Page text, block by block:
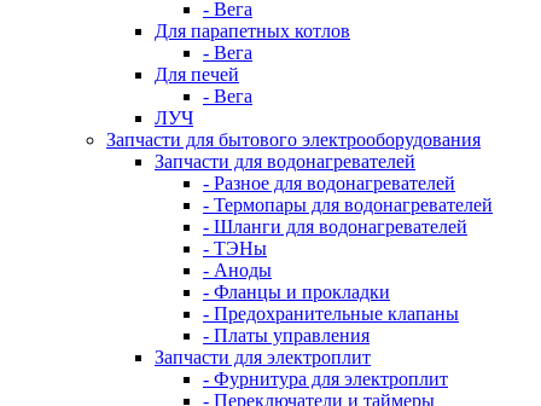
- Вега
Для парапетных котлов
- Вега
Для печей
- Вега
ЛУЧ
Запчасти для бытового электрооборудования
Запчасти для водонагревателей
- Разное для водонагревателей
- Термопары для водонагревателей
- Шланги для водонагревателей
- ТЭНы
- Аноды
- Фланцы и прокладки
- Предохранительные клапаны
- Платы управления
Запчасти для электроплит
- Фурнитура для электроплит
- Переключатели и таймеры